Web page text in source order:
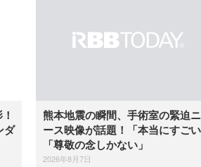
ダ
熊本地震の瞬間、手術室の緊迫
ース映像が話題！「本当にすご
「尊敬の念しかない」
2026年8月7日